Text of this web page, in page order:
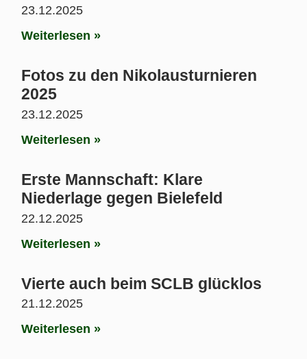
23.12.2025
Weiterlesen »
Fotos zu den Nikolausturnieren
2025
23.12.2025
Weiterlesen »
Erste Mannschaft: Klare
Niederlage gegen Bielefeld
22.12.2025
Weiterlesen »
Vierte auch beim SCLB glücklos
21.12.2025
Weiterlesen »